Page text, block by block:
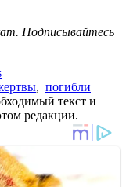
Подписывайтесь
, погибли
текст и
редакции.